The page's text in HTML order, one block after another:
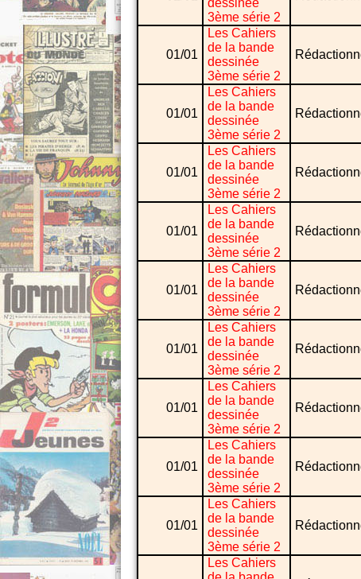
dessinée
3ème série 2
01/01
Les Cahiers
de la bande
dessinée
3ème série 2
01/01
Les Cahiers
de la bande
dessinée
3ème série 2
01/01
Les Cahiers
de la bande
dessinée
3ème série 2
01/01
Les Cahiers
de la bande
dessinée
3ème série 2
01/01
Les Cahiers
de la bande
dessinée
3ème série 2
01/01
Les Cahiers
de la bande
dessinée
3ème série 2
01/01
Les Cahiers
de la bande
dessinée
3ème série 2
01/01
Les Cahiers
de la bande
dessinée
3ème série 2
01/01
Les Cahiers
de la bande
dessinée
3ème série 2
Les Cahiers